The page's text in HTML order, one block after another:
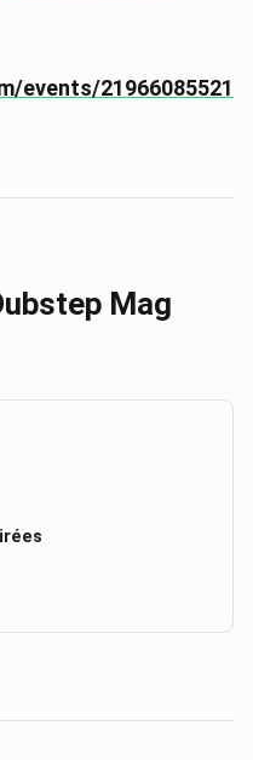
events/21966085521
Mag